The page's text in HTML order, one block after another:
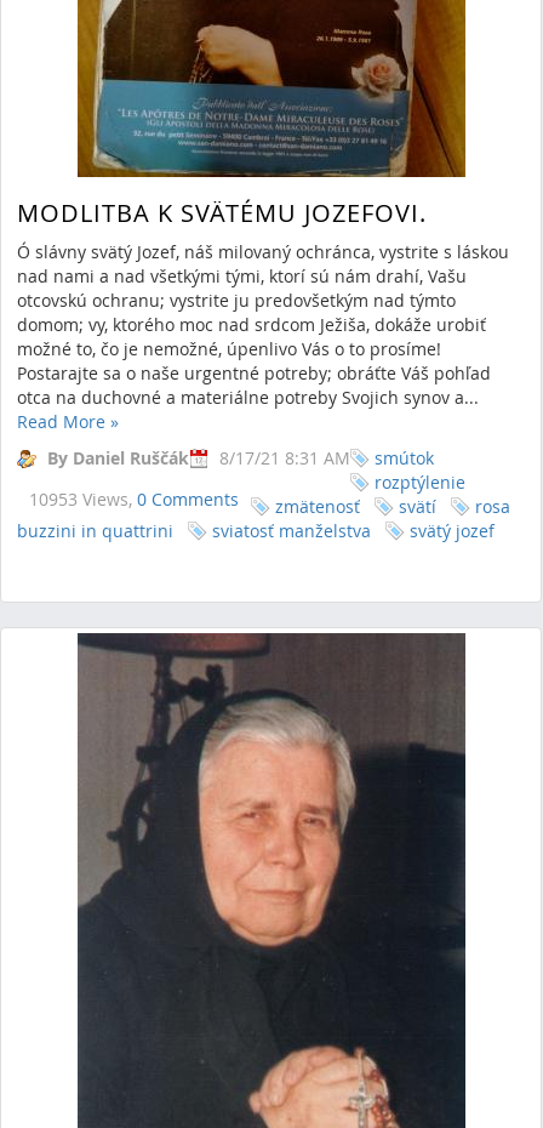
MODLITBA K SVÄTÉMU JOZEFOVI.
Ó slávny svätý Jozef, náš milovaný ochránca, vystrite s láskou
nad nami a nad všetkými tými, ktorí sú nám drahí, Vašu
otcovskú ochranu; vystrite ju predovšetkým nad týmto
domom; vy, ktorého moc nad srdcom Ježiša, dokáže urobiť
možné to, čo je nemožné, úpenlivo Vás o to prosíme!
Postarajte sa o naše urgentné potreby; obráťte Váš pohľad
otca na duchovné a materiálne potreby Svojich synov a...
Read More »
By Daniel Ruščák
8/17/21 8:31 AM
10953 Views, 0 Comments
smútok
rozptýlenie
zmätenosť
svätí
rosa
buzzini in quattrini
sviatosť manželstva svätý jozef